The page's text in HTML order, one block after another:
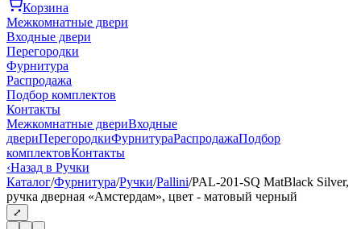
Корзина
Межкомнатные двери
Входные двери
Перегородки
Фурнитура
Распродажа
Подбор комплектов
Контакты
Межкомнатные двериВходные
двериПерегородкиФурнитураРаспродажаПодбор
комплектовКонтакты
‹Назад в Ручки
Каталог/Фурнитура/Ручки/Pallini/PAL-201-SQ MatBlack Silver,
ручка дверная «Амстердам», цвет - матовый черный
⤢